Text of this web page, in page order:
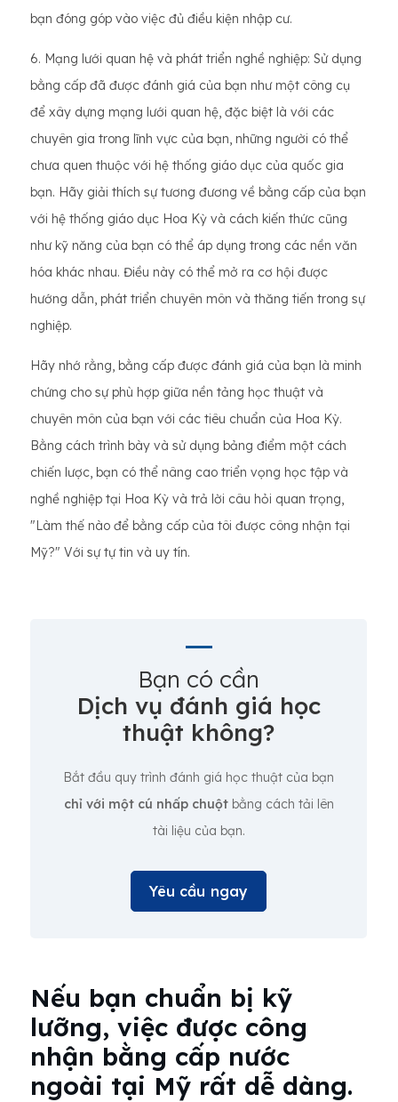
bạn đóng góp vào việc đủ điều kiện nhập cư.
6. Mạng lưới quan hệ và phát triển nghề nghiệp: Sử dụng
bằng cấp đã được đánh giá của bạn như một công cụ
để xây dựng mạng lưới quan hệ, đặc biệt là với các
chuyên gia trong lĩnh vực của bạn, những người có thể
chưa quen thuộc với hệ thống giáo dục của quốc gia
bạn. Hãy giải thích sự tương đương về bằng cấp của bạn
với hệ thống giáo dục Hoa Kỳ và cách kiến ​​thức cũng
như kỹ năng của bạn có thể áp dụng trong các nền văn
hóa khác nhau. Điều này có thể mở ra cơ hội được
hướng dẫn, phát triển chuyên môn và thăng tiến trong sự
nghiệp.
Hãy nhớ rằng, bằng cấp được đánh giá của bạn là minh
chứng cho sự phù hợp giữa nền tảng học thuật và
chuyên môn của bạn với các tiêu chuẩn của Hoa Kỳ.
Bằng cách trình bày và sử dụng bảng điểm một cách
chiến lược, bạn có thể nâng cao triển vọng học tập và
nghề nghiệp tại Hoa Kỳ và trả lời câu hỏi quan trọng,
"Làm thế nào để bằng cấp của tôi được công nhận tại
Mỹ?" Với sự tự tin và uy tín.
Bạn có cần
Dịch vụ đánh giá học
thuật không?
Bắt đầu quy trình đánh giá học thuật của bạn
chỉ với một cú nhấp chuộtbằng cách tải lên
tài liệu của bạn.
Yêu cầu ngay
Nếu bạn chuẩn bị kỹ
lưỡng, việc được công
nhận bằng cấp nước
ngoài tại Mỹ rất dễ dàng.